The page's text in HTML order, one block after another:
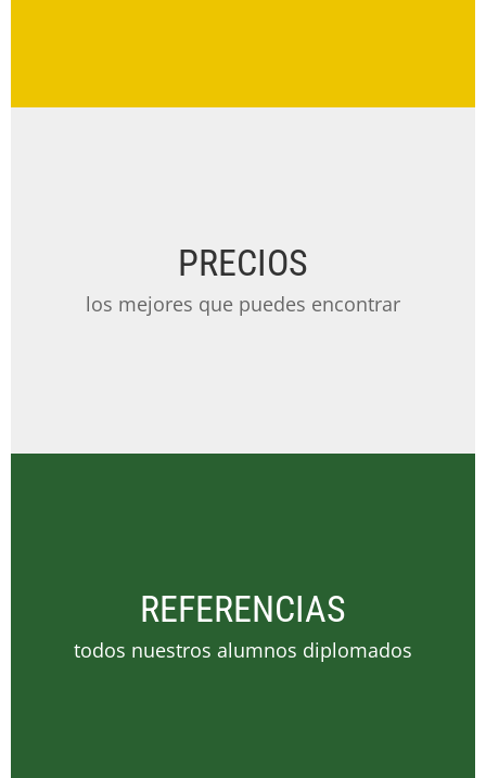
PRECIOS
los mejores que puedes encontrar
REFERENCIAS
todos nuestros alumnos diplomados